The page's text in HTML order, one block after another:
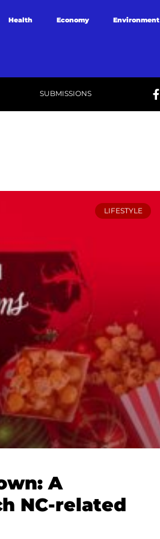
Health Economy Environment
SUBMISSIONS
LIFESTYLE
A
NC-related